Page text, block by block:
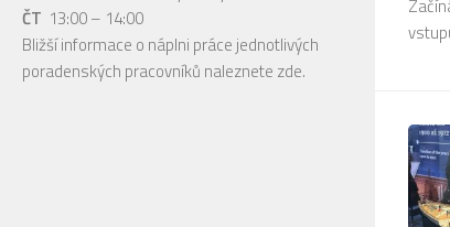
ČT 13:00 – 14:00
Bližší informace o náplni práce jednotlivých
poradenských pracovníků naleznete zde.